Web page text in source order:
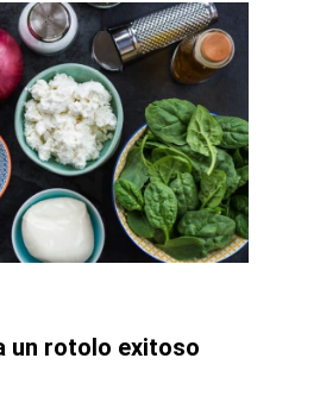
un rotolo exitoso